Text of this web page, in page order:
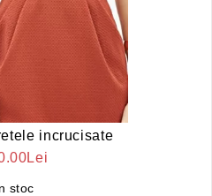
incrucisate
stoc